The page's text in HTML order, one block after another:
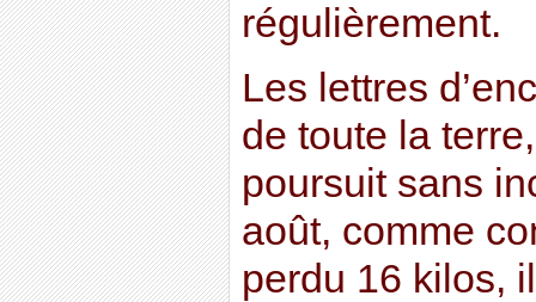
régulièrement.
Les lettres
de toute la
poursuit sans
août, comme
perdu 16 kilos,